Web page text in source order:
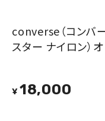
converse（コンバ
スター ナイロン）
¥18,000